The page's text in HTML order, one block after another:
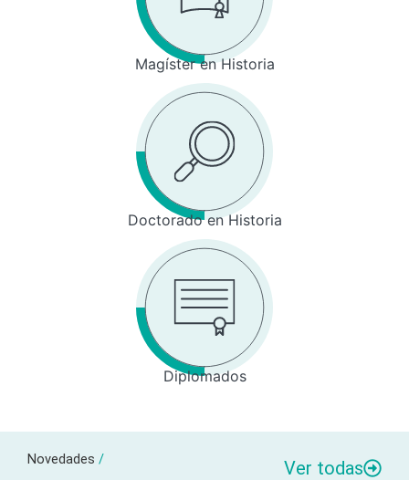
Magíster en Historia
Doctorado en Historia
Diplomados
Novedades / Ver todas